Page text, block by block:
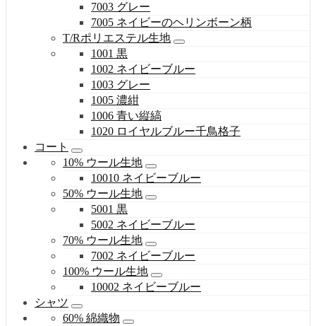
7003 グレー
7005 ネイビーのヘリンボーン柄
T/Rポリエステル生地
1001 黒
1002 ネイビーブルー
1003 グレー
1005 濃紺
1006 青い縦縞
1020 ロイヤルブルー千鳥格子
コート
10% ウール生地
10010 ネイビーブルー
50% ウール生地
5001 黒
5002 ネイビーブルー
70% ウール生地
7002 ネイビーブルー
100% ウール生地
10002 ネイビーブルー
シャツ
60% 綿織物